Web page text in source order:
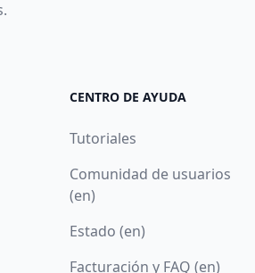
CENTRO DE AYUDA
Tutoriales
Comunidad de usuarios
(en)
Estado (en)
Facturación y FAQ (en)